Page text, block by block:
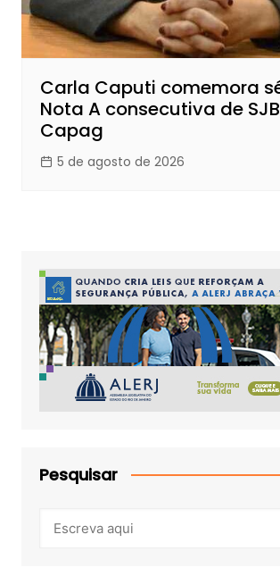
Carla Caputi comemora
Nota A consecutiva de
Capag
5 de agosto de 2026
Pesquisar